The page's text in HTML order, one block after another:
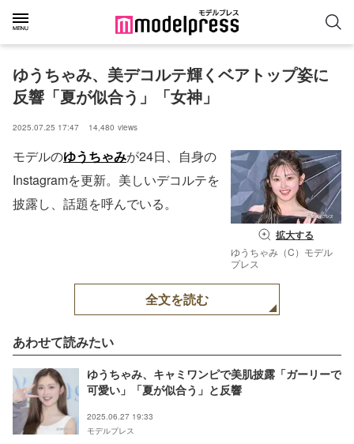
ゆうちゃみ、美デコルテ輝くベアトップ姿に
反響「夏が似合う」「女神」
2025.07.25 17:47 14,480 views
拡大する
ゆうちゃみ（C）モデル
プレス
モデルのゆうちゃみが24日、自身の
Instagramを更新。美しいデコルテを
披露し、話題を呼んでいる。
全文を読む
あわせて読みたい
ゆうちゃみ、キャミワンピで美肌披露「ガーリーで
可愛い」「夏が似合う」と反響
2025.06.27 19:33
モデルプレス